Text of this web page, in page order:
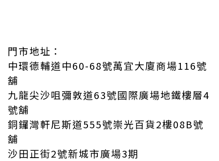
門市地址：
中環德輔道中60-68號萬宜大廈商場116號
舖
九龍尖沙咀彌敦道63號國際廣場地鐵樓層4
號舖
銅鑼灣軒尼斯道555號崇光百貨2樓08B號
舖
沙田正街2號新城市廣場3期